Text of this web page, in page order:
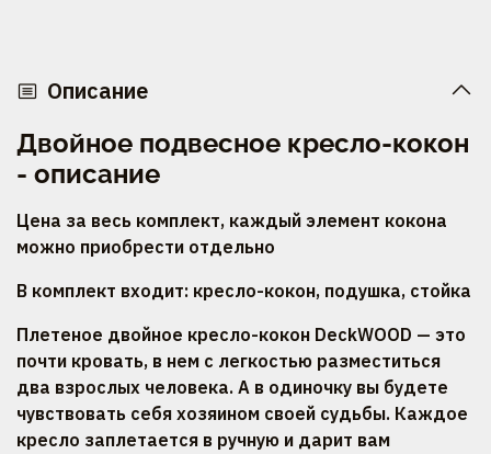
Описание
Двойное подвесное кресло-кокон
- описание
Цена за весь комплект, каждый элемент кокона
можно приобрести отдельно
В комплект входит: кресло-кокон, подушка, стойка
Плетеное двойное кресло-кокон DeckWOOD — это
почти кровать, в нем с легкостью разместиться
два взрослых человека. А в одиночку вы будете
чувствовать себя хозяином своей судьбы. Каждое
кресло заплетается в ручную и дарит вам